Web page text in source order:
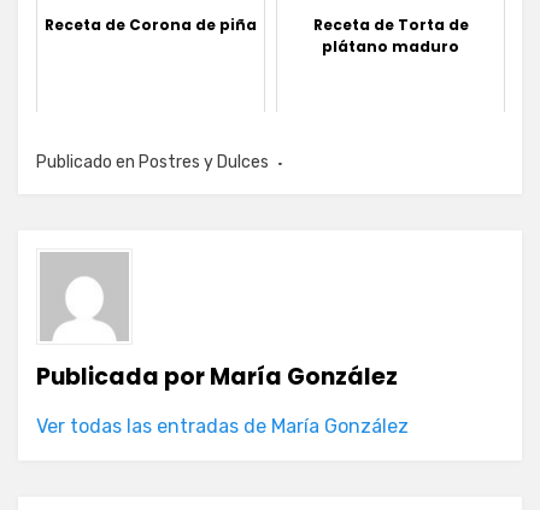
Receta de Corona de piña
Receta de Torta de
plátano maduro
Publicado en Postres y Dulces
Publicada porMaría González
Ver todas las entradas de María González